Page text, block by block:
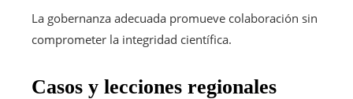
La gobernanza adecuada promueve colaboración sin
comprometer la integridad científica.
Casos y lecciones regionales